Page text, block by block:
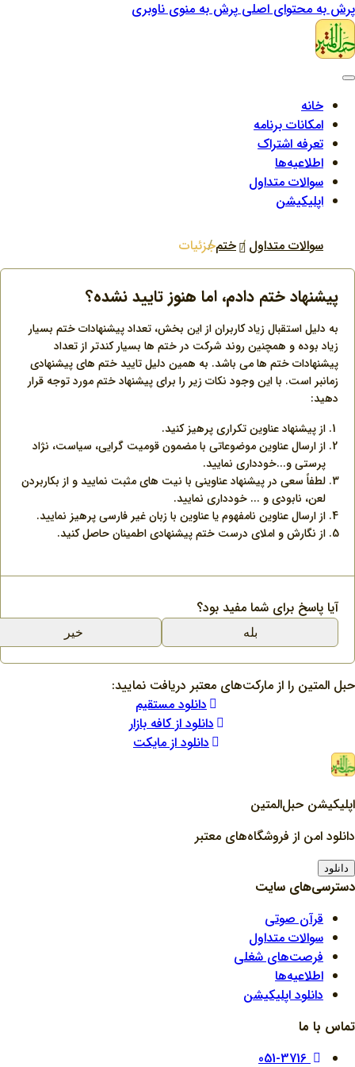
پرش به محتوای اصلیپرش به منوی ناوبری
خانه
امکانات برنامه
تعرفه اشتراک
اطلاعیه‌ها
سوالات متداول
اپلیکیشن
سوالات متداول ختمجزئیات
پیشنهاد ختم دادم، اما هنوز تایید نشده؟
به دلیل استقبال زیاد کاربران از این بخش، تعداد پیشنهادات ختم بسیار
زیاد بوده و همچنین روند شرکت در ختم ها بسیار کندتر از تعداد
پیشنهادات ختم ها می باشد. به همین دلیل تایید ختم های پیشنهادی
زمانبر است. با این وجود نکات زیر را برای پیشنهاد ختم مورد توجه قرار
دهید:
از پیشنهاد عناوین تکراری پرهیز کنید.
از ارسال عناوین موضوعاتی با مضمون قومیت گرایی، سیاست، نژاد
پرستی و...خودداری نمایید.
لطفاً سعی در پیشنهاد عناوینی با نیت های مثبت نمایید و از بکاربردن
لعن، نابودی و ... خودداری نمایید.
از ارسال عناوین نامفهوم یا عناوین با زبان غیر فارسی پرهیز نمایید.
از نگارش و املای درست ختم پیشنهادی اطمینان حاصل کنید.
آیا پاسخ برای شما مفید بود؟
بله خیر
حبل المتین را از مارکت‌های معتبر دریافت نمایید:
دانلود مستقیم
دانلود از کافه بازار
دانلود از مایکت
اپلیکیشن حبل‌المتین
دانلود امن از فروشگاه‌های معتبر
دانلود
دسترسی‌های سایت
قرآن صوتی
سوالات متداول
فرصت‌های شغلی
اطلاعیه‌ها
دانلود اپلیکیشن
تماس با ما
051-3716